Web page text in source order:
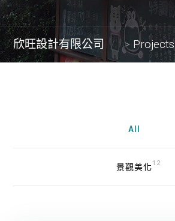
欣旺設計有限公司 > Projects
All
景觀美化12